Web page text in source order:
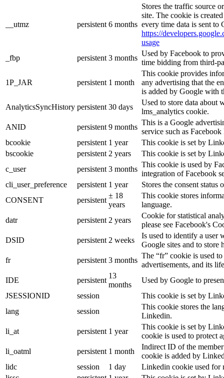
__utmz persistent 6 months
Stores the traffic source
site. The cookie is
every time data is sent
https://
usage
_fbp
persistent 3 months
Used by Facebook to
time bidding from third-
1P_JAR persistent 1 month
This cookie provides
any advertising that the
is added by Google with
AnalyticsSyncHistory persistent 30 days
Used to store data about
lms_analytics cookie.
ANID
persistent 9 months
This is a Google
service such as
bcookie
persistent 1 year
This cookie is set by
bscookie
persistent 2 years
This cookie is set by
c_user
persistent 3 months
This cookie is used by
integration of Facebook
cli_user_preference
persistent 1 year
Stores the consent status
CONSENT
persistent
± 18
years
This cookie stores
language.
datr
persistent 2 years
Cookie for statistical
please see Facebook's
DSID
persistent 2 weeks
Is used to identify a user
Google sites and to store
fr
persistent 3 months
The “fr” cookie is used
advertisements, and its
IDE
persistent
13
months
Used by Google to
JSESSIONID
session
This cookie is set by
lang
session
This cookie stores the
Linkedin.
li_at
persistent 1 year
This cookie is set by
cookie is used to protect
li_oatml
persistent 1 month
Indirect ID of the
cookie is added by
lidc
session 1 day
Linkedin cookie used for